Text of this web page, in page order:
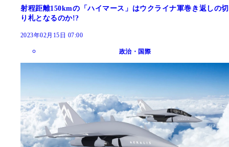
射程距離150kmの「ハイマース」はウクライナ軍巻き返しの切
り札となるのか!?
2023年02月15日 07:00
政治・国際